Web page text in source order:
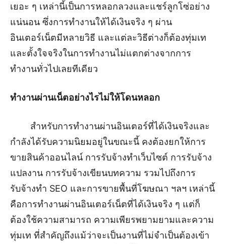
เยอะ ๆ เหล่านี้เป็นการหลอกลวงและแชร์ลูกโซ่อย่าง
แน่นอน ซึ่งการทำงานให้ได้เงินจริง ๆ ผ่าน
อินเตอร์เน็ตมีหลายวิธี และแต่ละวิธีต่างก็ต้องทุ่มเท
และตั้งใจจริงในการทำงานไม่แตกต่างจากการ
ทำงานทั่วไปเลยทีเดียว
ทำงานผ่านเน็ตอย่างไรไม่ให้โดนหลอก
สำหรับการทำงานผ่านอินเตอร์ที่ได้เงินจริงและ
กำลังได้รับความนิยมอยู่ในขณะนี้ คงต้องยกให้การ
ขายสินค้าออนไลน์ การรับจ้างทำเว็บไซต์ การรับจ้าง
แปลงาน การรับจ้างเขียนบทความ รวมไปถึงการ
รับจ้างทำ SEO และการขายพื้นที่โฆษณา ฯลฯ เหล่านี้
คือการทำงานผ่านอินเตอร์เน็ตที่ได้เงินจริง ๆ แต่ก็
ต้องใช้ความสามารถ ความเพียรพยามยามและความ
ทุ่มเท ที่สำคัญถึงแม้ว่าจะเป็นงานที่ไม่จำเป็นต้องเข้า